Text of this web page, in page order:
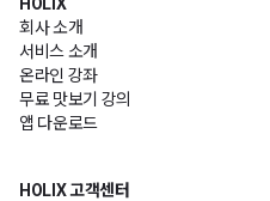
회사 소개
서비스 소개
온라인 강좌
무료 맛보기 강의
앱 다운로드
HOLIX 고객센터